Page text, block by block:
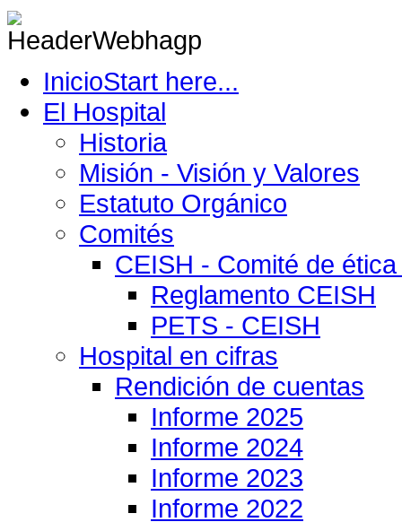
InicioStart here...
El Hospital
Historia
Misión - Visión y Valores
Estatuto Orgánico
Comités
CEISH - Comité de
Reglamento CEISH
PETS - CEISH
Hospital en cifras
Rendición de cuentas
Informe 2025
Informe 2024
Informe 2023
Informe 2022